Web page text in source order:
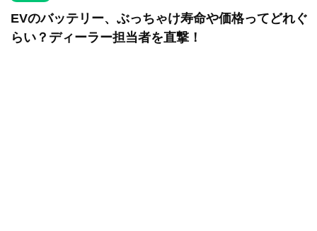
EVのバッテリー、ぶっちゃけ寿命や価格ってどれぐ
らい？ディーラー担当者を直撃！